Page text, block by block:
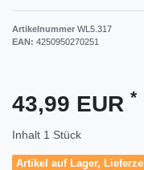
Artikelnummer WL5.317
EAN: 4250950270251
43,99 EUR *
Inhalt 1 Stück
Artikel auf Lager,